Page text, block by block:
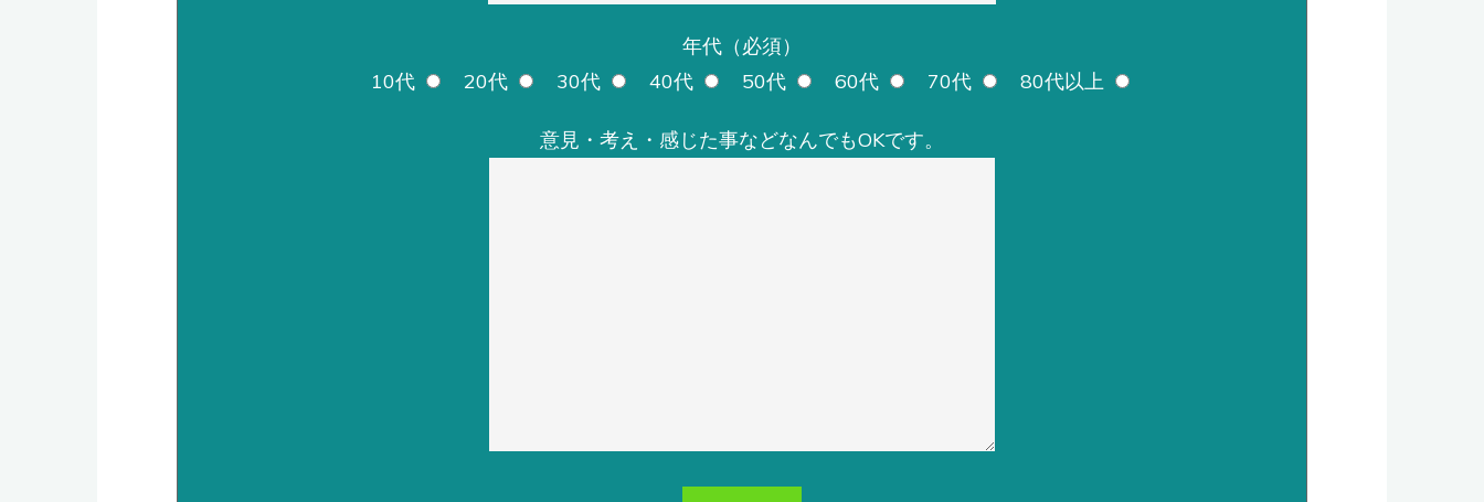
年代（必須）
10代
20代 30代 40代 50代 60代 70代 80代以上
意見・考え・感じた事などなんでもOKです。